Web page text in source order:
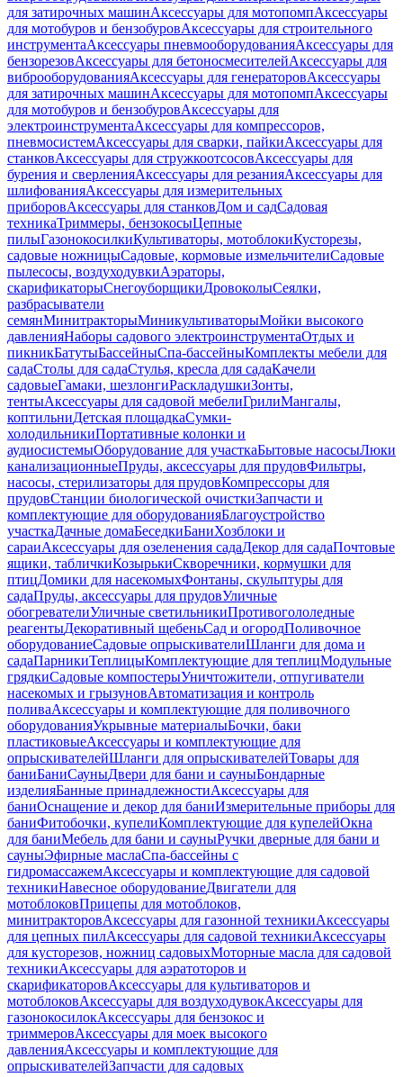
для затирочных машинАксессуары для мотопомпАксессуары
для мотобуров и бензобуровАксессуары для строительного
инструментаАксессуары пневмооборудованияАксессуары для
бензорезовАксессуары для бетоносмесителейАксессуары для
виброоборудованияАксессуары для генераторовАксессуары
для затирочных машинАксессуары для мотопомпАксессуары
для мотобуров и бензобуровАксессуары для
электроинструментаАксессуары для компрессоров,
пневмосистемАксессуары для сварки, пайкиАксессуары для
станковАксессуары для стружкоотсосовАксессуары для
бурения и сверленияАксессуары для резанияАксессуары для
шлифованияАксессуары для измерительных
приборовАксессуары для станковДом и садСадовая
техникаТриммеры, бензокосыЦепные
пилыГазонокосилкиКультиваторы, мотоблокиКусторезы,
садовые ножницыСадовые, кормовые измельчителиСадовые
пылесосы, воздуходувкиАэраторы,
скарификаторыСнегоуборщикиДровоколыСеялки,
разбрасыватели
семянМинитракторыМиникультиваторыМойки высокого
давленияНаборы садового электроинструментаОтдых и
пикникБатутыБассейныСпа-бассейныКомплекты мебели для
садаСтолы для садаСтулья, кресла для садаКачели
садовыеГамаки, шезлонгиРаскладушкиЗонты,
тентыАксессуары для садовой мебелиГрилиМангалы,
коптильниДетская площадкаСумки-
холодильникиПортативные колонки и
аудиосистемыОборудование для участкаБытовые насосыЛюки
канализационныеПруды, аксессуары для прудовФильтры,
насосы, стерилизаторы для прудовКомпрессоры для
прудовСтанции биологической очисткиЗапчасти и
комплектующие для оборудованияБлагоустройство
участкаДачные домаБеседкиБаниХозблоки и
сараиАксессуары для озеленения садаДекор для садаПочтовые
ящики, табличкиКозырькиСкворечники, кормушки для
птицДомики для насекомыхФонтаны, скульптуры для
садаПруды, аксессуары для прудовУличные
обогревателиУличные светильникиПротивогололедные
реагентыДекоративный щебеньСад и огородПоливочное
оборудованиеСадовые опрыскивателиШланги для дома и
садаПарникиТеплицыКомплектующие для теплицМодульные
грядкиСадовые компостерыУничтожители, отпугиватели
насекомых и грызуновАвтоматизация и контроль
поливаАксессуары и комплектующие для поливочного
оборудованияУкрывные материалыБочки, баки
пластиковыеАксессуары и комплектующие для
опрыскивателейШланги для опрыскивателейТовары для
баниБаниСауныДвери для бани и сауныБондарные
изделияБанные принадлежностиАксессуары для
баниОснащение и декор для баниИзмерительные приборы для
баниФитобочки, купелиКомплектующие для купелейОкна
для баниМебель для бани и сауныРучки дверные для бани и
сауныЭфирные маслаСпа-бассейны с
гидромассажемАксессуары и комплектующие для садовой
техникиНавесное оборудованиеДвигатели для
мотоблоковПрицепы для мотоблоков,
минитракторовАксессуары для газонной техникиАксессуары
для цепных пилАксессуары для садовой техникиАксессуары
для кусторезов, ножниц садовыхМоторные масла для садовой
техникиАксессуары для аэратоторов и
скарификаторовАксессуары для культиваторов и
мотоблоковАксессуары для воздуходувокАксессуары для
газонокосилокАксессуары для бензокос и
триммеровАксессуары для моек высокого
давленияАксессуары и комплектующие для
опрыскивателейЗапчасти для садовых